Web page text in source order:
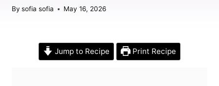
By sofia sofia May 16, 2026
Jump to Recipe Print Recipe